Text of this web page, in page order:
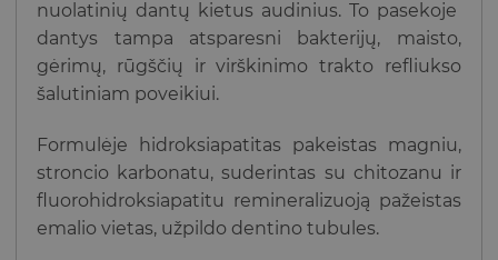
nuolatinių dantų kietus audinius. To pasekoje
dantys tampa atsparesni bakterijų, maisto,
gėrimų, rūgščių ir virškinimo trakto refliukso
šalutiniam poveikiui.
Formulėje hidroksiapatitas pakeistas magniu,
stroncio karbonatu, suderintas su chitozanu ir
fluorohidroksiapatitu remineralizuoją pažeistas
emalio vietas, užpildo dentino tubules.